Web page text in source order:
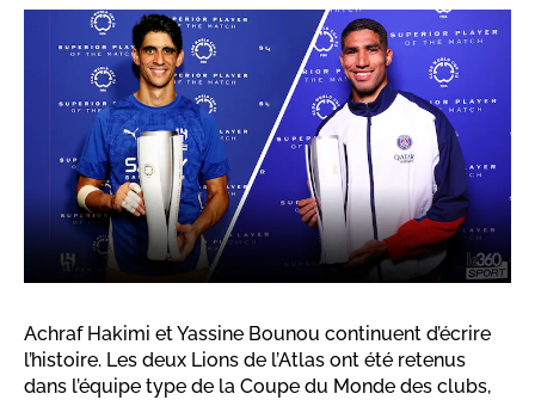
Achraf Hakimi et Yassine Bounou continuent d’écrire
l’histoire. Les deux Lions de l’Atlas ont été retenus
dans l’équipe type de la Coupe du Monde des clubs,